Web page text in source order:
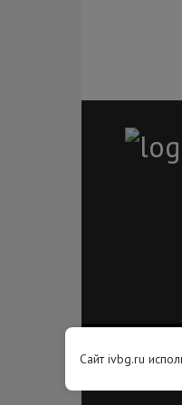
Перечень
Сайт ivbg.ru